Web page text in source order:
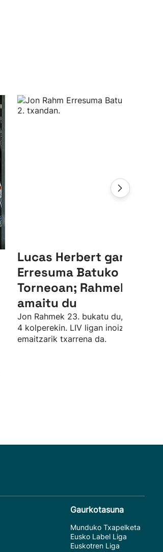
Lucas Herbert garaile,
Erresuma Batuko LIV
Torneoan; Rahmek 23.
amaitu du
Jon Rahmek 23. bukatu du, par
4 kolperekin. LIV ligan inoiz izan duen
emaitzarik txarrena da.
Gaurkotasuna
Munduko Txapelketa
Eusko Label Liga
Euskotren Liga